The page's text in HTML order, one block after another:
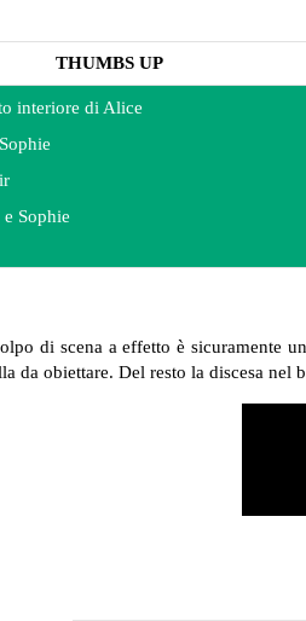
THUMBS UP
interiore di Alice
Sophie
di scena a effetto è sicuramente
da obiettare. Del resto la discesa nel